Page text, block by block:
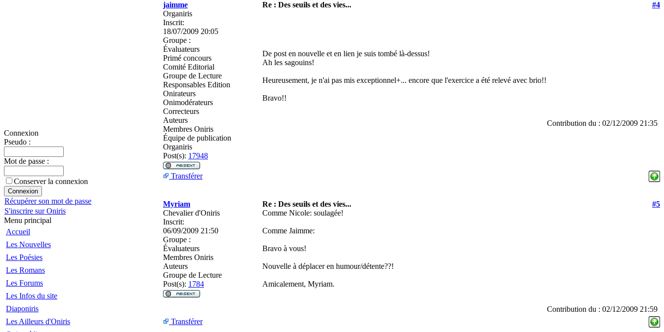
Connexion
Pseudo :
Mot de passe :
Conserver la connexion
Récupérer son mot de passe
S'inscrire sur Oniris
Menu principal
Accueil
Les Nouvelles
Les Poésies
Les Romans
Les Forums
Les Infos du site
Diaponiris
Les Ailleurs d'Oniris
jaimme Re : Des seuils et des vies...
#4
Organiris
Inscrit:
18/07/2009 20:05
Groupe :
Évaluateurs
Primé concours
Comité Editorial
Groupe de Lecture
Responsables Edition
Onirateurs
Onimodérateurs
Correcteurs
Auteurs
Membres Oniris
Équipe de publication
Organiris
Post(s): 17948
De post en nouvelle et en lien je suis tombé là-dessus!
Ah les sagouins!
Heureusement, je n'ai pas mis exceptionnel+... encore que l'exercice a été relevé avec brio!!
Bravo!!
Contribution du : 02/12/2009 21:35
Transférer
Myriam Re : Des seuils et des vies...
#5
Chevalier d'Oniris
Inscrit:
06/09/2009 21:50
Groupe :
Évaluateurs
Membres Oniris
Auteurs
Groupe de Lecture
Post(s): 1784
Comme Nicole: soulagée!
Comme Jaimme:
Bravo à vous!
Nouvelle à déplacer en humour/détente??!
Amicalement, Myriam.
Contribution du : 02/12/2009 21:59
Transférer